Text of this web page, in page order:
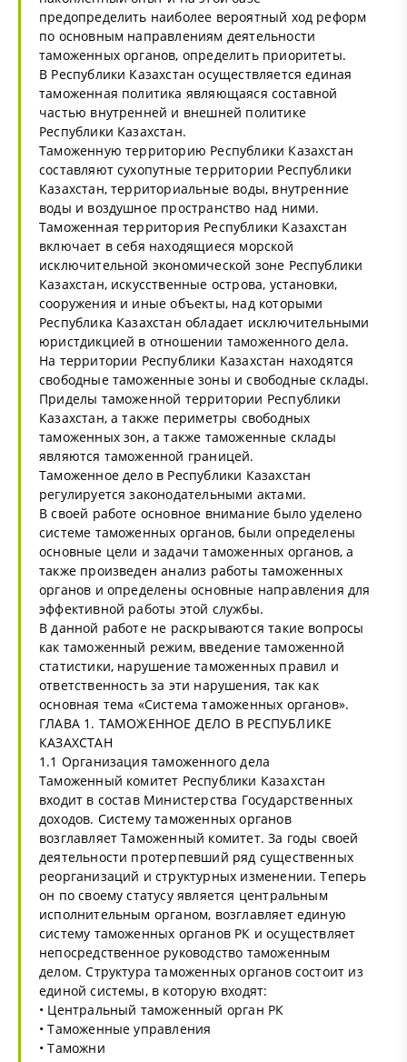
предопределить наиболее вероятный ход реформ
по основным направлениям деятельности
таможенных органов, определить приоритеты.
В Республики Казахстан осуществляется единая
таможенная политика являющаяся составной
частью внутренней и внешней политике
Республики Казахстан.
Таможенную территорию Республики Казахстан
составляют сухопутные территории Республики
Казахстан, территориальные воды, внутренние
воды и воздушное пространство над ними.
Таможенная территория Республики Казахстан
включает в себя находящиеся морской
исключительной экономической зоне Республики
Казахстан, искусственные острова, установки,
сооружения и иные объекты, над которыми
Республика Казахстан обладает исключительными
юристдикцией в отношении таможенного дела.
На территории Республики Казахстан находятся
свободные таможенные зоны и свободные склады.
Приделы таможенной территории Республики
Казахстан, а также периметры свободных
таможенных зон, а также таможенные склады
являются таможенной границей.
Таможенное дело в Республики Казахстан
регулируется законодательными актами.
В своей работе основное внимание было уделено
системе таможенных органов, были определены
основные цели и задачи таможенных органов, а
также произведен анализ работы таможенных
органов и определены основные направления для
эффективной работы этой службы.
В данной работе не раскрываются такие вопросы
как таможенный режим, введение таможенной
статистики, нарушение таможенных правил и
ответственность за эти нарушения, так как
основная тема «Система таможенных органов».
ГЛАВА 1. ТАМОЖЕННОЕ ДЕЛО В РЕСПУБЛИКЕ
КАЗАХСТАН
1.1 Организация таможенного дела
Таможенный комитет Республики Казахстан
входит в состав Министерства Государственных
доходов. Систему таможенных органов
возглавляет Таможенный комитет. За годы своей
деятельности протерпевший ряд существенных
реорганизаций и структурных изменении. Теперь
он по своему статусу является центральным
исполнительным органом, возглавляет единую
систему таможенных органов РК и осуществляет
непосредственное руководство таможенным
делом. Структура таможенных органов состоит из
единой системы, в которую входят:
• Центральный таможенный орган РК
• Таможенные управления
• Таможни